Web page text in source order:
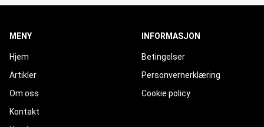
MENY
Hjem
Artikler
Om oss
Kontakt
INFORMASJON
Betingelser
Personvernerklæring
Cookie policy